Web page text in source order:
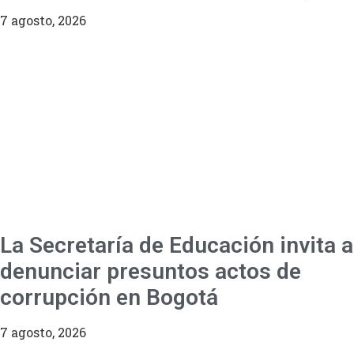
7 agosto, 2026
La Secretaría de Educación invita a
denunciar presuntos actos de
corrupción en Bogotá
7 agosto, 2026